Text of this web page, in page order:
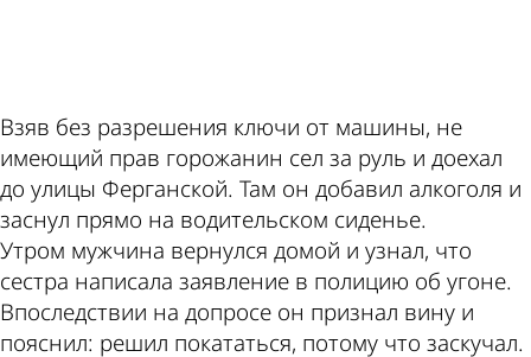
Взяв без разрешения ключи от машины, не
имеющий прав горожанин сел за руль и доехал
до улицы Ферганской. Там он добавил алкоголя и
заснул прямо на водительском сиденье.
Утром мужчина вернулся домой и узнал, что
сестра написала заявление в полицию об угоне.
Впоследствии на допросе он признал вину и
пояснил: решил покататься, потому что заскучал.